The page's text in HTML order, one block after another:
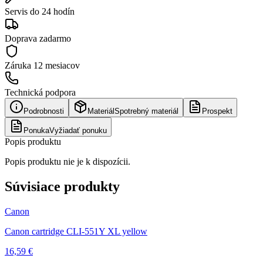
Servis do 24 hodín
Doprava zadarmo
Záruka 12 mesiacov
Technická podpora
Podrobnosti Materiál Spotrebný materiál Prospekt
PonukaVyžiadať ponuku
Popis produktu
Popis produktu nie je k dispozícii.
Súvisiace produkty
Canon
Canon cartridge CLI-551Y XL yellow
16,59 €